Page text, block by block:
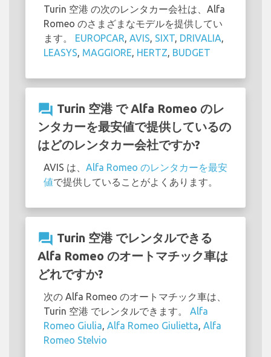
Turin 空港 の次のレンタカー会社は、Alfa
Romeo のさまざまなモデルを提供してい
ます。 EUROPCAR, AVIS, SIXT, DRIVALIA,
LEASYS, MAGGIORE, HERTZ, BUDGET
question_answer Turin 空港 で Alfa Romeo のレ
ンタカーを最安値で提供しているの
はどのレンタカー会社ですか?
AVIS は、 Alfa Romeo のレンタカーを最安
値で提供していることがよくあります。
question_answer Turin 空港 でレンタルできる
Alfa Romeo のオートマチック車は
どれですか?
次の Alfa Romeo のオートマチック車は、
Turin 空港 でレンタルできます。 Alfa
Romeo Giulia, Alfa Romeo Giulietta, Alfa
Romeo Stelvio